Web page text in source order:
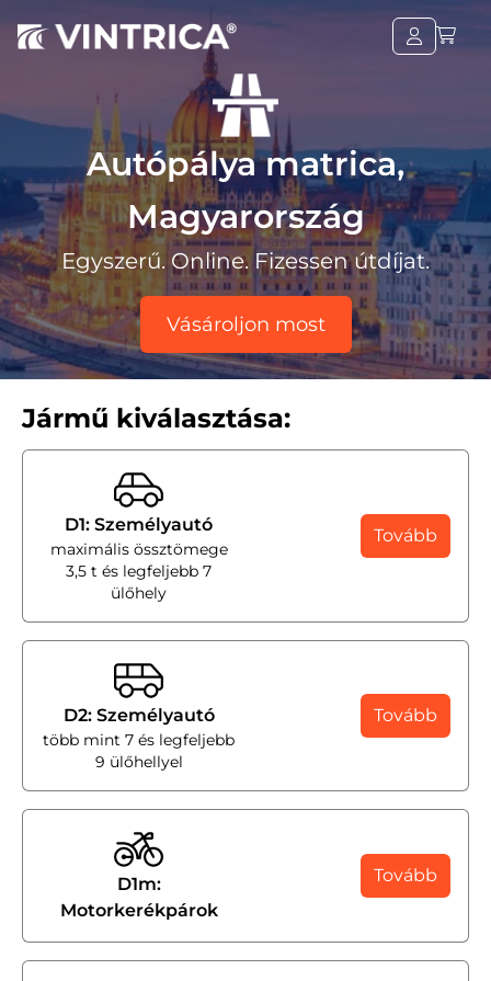
Autópálya matrica,
Magyarország
Egyszerű. Online. Fizessen útdíjat.
Vásároljon most
Jármű kiválasztása:
D1: Személyautó
maximális össztömege
3,5 t és legfeljebb 7
ülőhely
Tovább
D2: Személyautó
több mint 7 és legfeljebb
9 ülőhellyel
Tovább
D1m:
Motorkerékpárok
Tovább